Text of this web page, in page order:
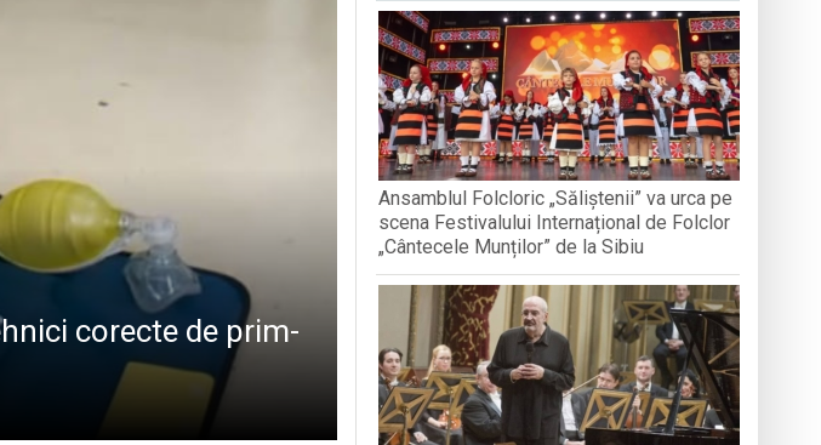
la moartea lui Iancu de Hunedoara
august
găzduiește o nouă întâlnire a clubului de carte „Legături Literare”
internațional dedicat prieteniei și diversității culturale
corecte de prim-
Ansamblul Folcloric „Săliștenii” va urca pe
scena Festivalului Internațional de Folclor
„Cântecele Munților” de la Sibiu